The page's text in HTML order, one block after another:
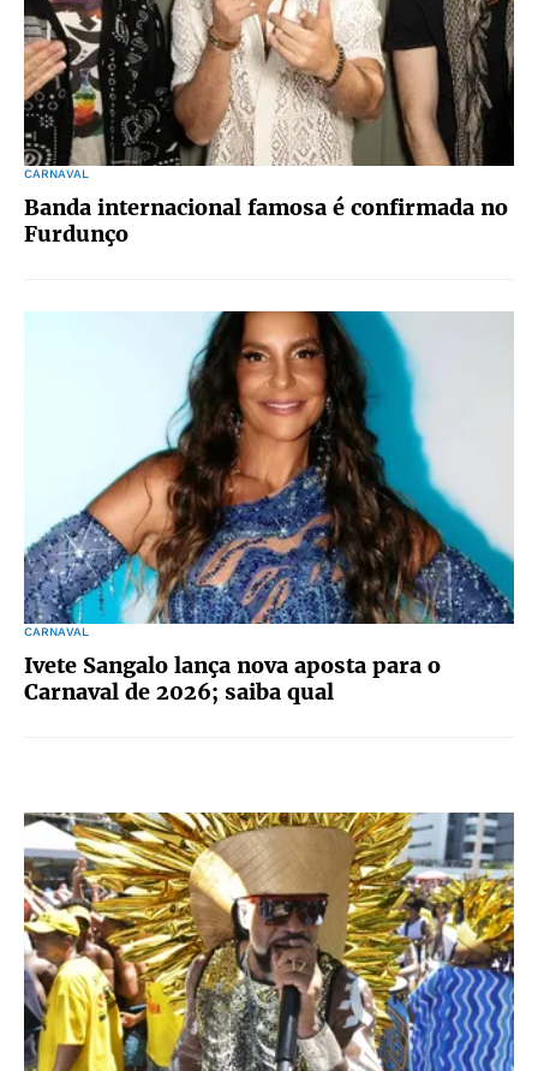
CARNAVAL
Banda internacional famosa é confirmada no
Furdunço
CARNAVAL
Ivete Sangalo lança nova aposta para o
Carnaval de 2026; saiba qual